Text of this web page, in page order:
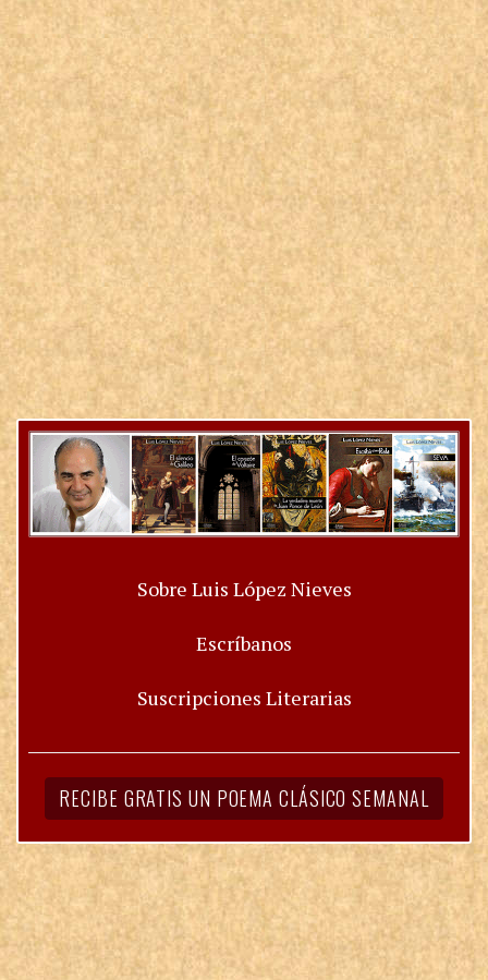
Sobre Luis López Nieves
Escríbanos
Suscripciones Literarias
RECIBE GRATIS UN POEMA CLÁSICO SEMANAL